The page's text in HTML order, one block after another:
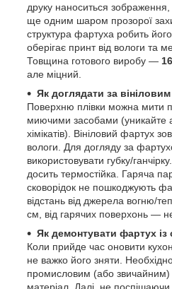
друку наноситься зображення,
ще одним шаром прозорої
структура фартуха робить
оберігає принт від вологи та
Товщина готового виробу —
але міцний.
Як доглядати за
Поверхню плівки можна мити
миючими засобами (уникайте
хімікатів). Вініловий фартух
вологи. Для догляду за
використовувати губку/
досить термостійка. Гаряча
сковорідок не пошкоджують
відстань від джерела вогню/
см, від гарячих поверхонь —
Як демонтувати фартух із
Коли прийде час оновити
не важко його зняти.
промисловим (або звичайним)